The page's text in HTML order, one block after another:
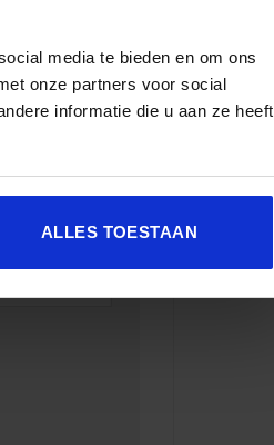
media te bieden en om ons
onze partners voor social
informatie die u aan ze heeft
ALLES TOESTAAN